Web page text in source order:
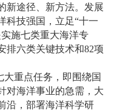
新途径、新方法。发展
科技强国，立足“十一
施七类重大海洋专
排六类关键技术和82项
大重点任务，即围绕国
对海洋事业的急需，大
沿，部署海洋科学研